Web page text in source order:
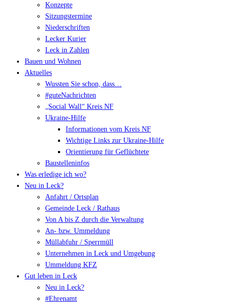
Konzepte
Sitzungstermine
Niederschriften
Lecker Kurier
Leck in Zahlen
Bauen und Wohnen
Aktuelles
Wussten Sie schon, dass…
#guteNachrichten
„Social Wall“ Kreis NF
Ukraine-Hilfe
Informationen vom Kreis NF
Wichtige Links zur Ukraine-Hilfe
Orientierung für Geflüchtete
Baustelleninfos
Was erledige ich wo?
Neu in Leck?
Anfahrt / Ortsplan
Gemeinde Leck / Rathaus
Von A bis Z durch die Verwaltung
An- bzw. Ummeldung
Müllabfuhr / Sperrmüll
Unternehmen in Leck und Umgebung
Ummeldung KFZ
Gut leben in Leck
Neu in Leck?
#Ehrenamt